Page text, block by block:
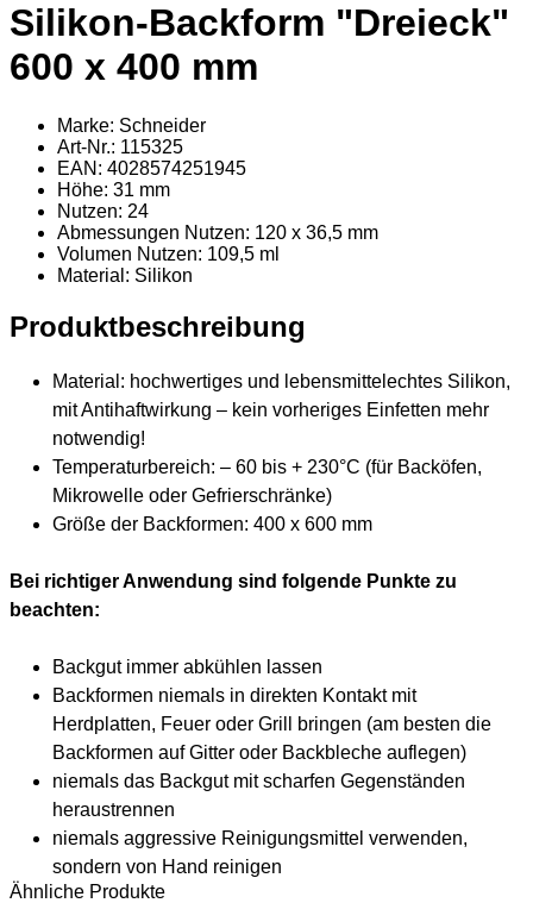
Silikon-Backform "Dreieck"
600 x 400 mm
Marke: Schneider
Art-Nr.: 115325
EAN: 4028574251945
Höhe: 31 mm
Nutzen: 24
Abmessungen Nutzen: 120 x 36,5 mm
Volumen Nutzen: 109,5 ml
Material : Silikon
Produktbeschreibung
Material: hochwertiges und lebensmittelechtes Silikon,
mit Antihaftwirkung – kein vorheriges Einfetten mehr
notwendig!
Temperaturbereich: – 60 bis + 230°C (für Backöfen,
Mikrowelle oder Gefrierschränke)
Größe der Backformen: 400 x 600 mm
Bei richtiger Anwendung sind folgende Punkte zu
beachten:
Backgut immer abkühlen lassen
Backformen niemals in direkten Kontakt mit
Herdplatten, Feuer oder Grill bringen (am besten die
Backformen auf Gitter oder Backbleche auflegen)
niemals das Backgut mit scharfen Gegenständen
heraustrennen
niemals aggressive Reinigungsmittel verwenden,
sondern von Hand reinigen
Ähnliche Produkte